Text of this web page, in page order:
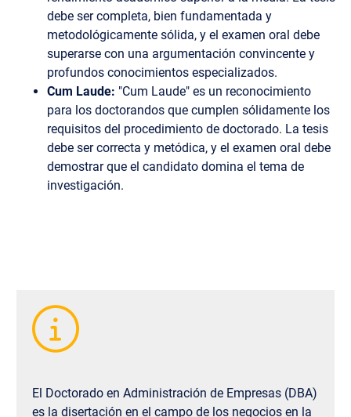
debe ser completa, bien fundamentada y
metodológicamente sólida, y el examen oral debe
superarse con una argumentación convincente y
profundos conocimientos especializados.
Cum Laude: "Cum Laude" es un reconocimiento
para los doctorandos que cumplen sólidamente los
requisitos del procedimiento de doctorado. La tesis
debe ser correcta y metódica, y el examen oral debe
demostrar que el candidato domina el tema de
investigación.
El Doctorado en Administración de Empresas (DBA)
es la disertación en el campo de los negocios en la